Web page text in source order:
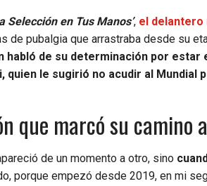
Selección en Tus Manos’, el delantero
de pubalgia que arrastraba desde su
habló de su determinación por estar
le sugirió no acudir al Mundial
que marcó su camino
de un momento a otro, sino
porque empezó desde 2019, en mi